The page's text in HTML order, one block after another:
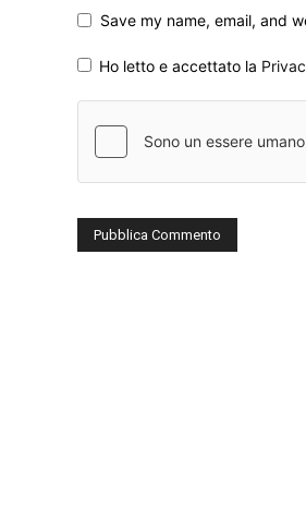
Save my name, email, and
Ho letto e accettato la